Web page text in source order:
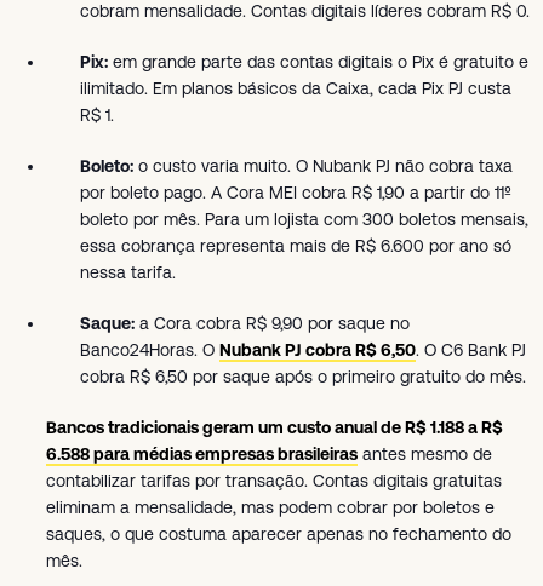
cobram mensalidade. Contas digitais líderes cobram R$ 0.
Pix: em grande parte das contas digitais o Pix é gratuito e
ilimitado. Em planos básicos da Caixa, cada Pix PJ custa
R$ 1.
Boleto: o custo varia muito. O Nubank PJ não cobra taxa
por boleto pago. A Cora MEI cobra R$ 1,90 a partir do 11º
boleto por mês. Para um lojista com 300 boletos mensais,
essa cobrança representa mais de R$ 6.600 por ano só
nessa tarifa.
Saque: a Cora cobra R$ 9,90 por saque no
Banco24Horas. O Nubank PJ cobra R$ 6,50. O C6 Bank PJ
cobra R$ 6,50 por saque após o primeiro gratuito do mês.
Bancos tradicionais geram um custo anual de R$ 1.188 a R$
6.588 para médias empresas brasileiras antes mesmo de
contabilizar tarifas por transação. Contas digitais gratuitas
eliminam a mensalidade, mas podem cobrar por boletos e
saques, o que costuma aparecer apenas no fechamento do
mês.